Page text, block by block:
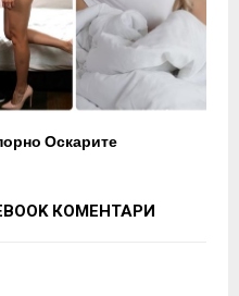
Оскарите
КОМЕНТАРИ